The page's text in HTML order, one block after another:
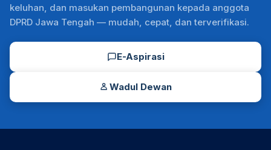
keluhan, dan masukan pembangunan kepada anggota
DPRD Jawa Tengah — mudah, cepat, dan terverifikasi.
E-Aspirasi
Wadul Dewan